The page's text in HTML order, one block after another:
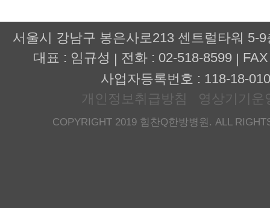
서울시 강남구 봉은사로213 센트럴타워 5-
대표 : 임규성 | 전화 : 02-518-8599 |
사업자등록번호 : 118-18-
개인정보취급방침
영상기기운
COPYRIGHT 2019 힘찬Q한방병원. ALL